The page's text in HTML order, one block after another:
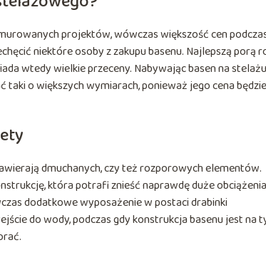
projektów, wówczas większość cen
niektóre osoby z zakupu basenu. Najlepszą porą
wtedy wielkie przeceny. Nabywając basen na stelażu
o większych wymiarach, ponieważ jego cena będzie
dmuchanych, czy też rozporowych elementów.
która potrafi znieść naprawdę duże
dodatkowe wyposażenie w postaci drabinki
do wody, podczas gdy konstrukcja basenu jest na